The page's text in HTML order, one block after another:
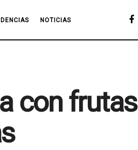
NOTICIAS
con frutas